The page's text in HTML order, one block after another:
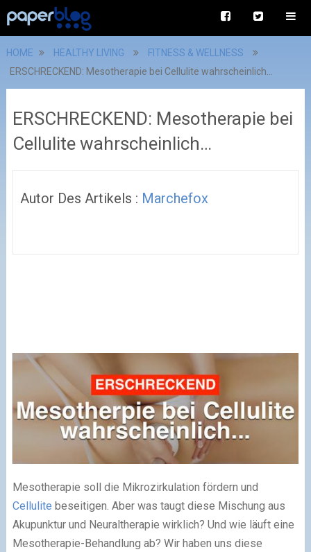
HOME HEALTHY LIVING
FITNESS & WELLNESS
ERSCHRECKEND: Mesotherapie bei Cellulite wahrscheinlich…
ERSCHRECKEND: Mesotherapie bei
Cellulite wahrscheinlich…
Autor Des Artikels : Marchefox
Mesotherapie soll die Mikrozirkulation fördern und
Cellulite beseitigen. Aber was taugt diese Mischung aus
Akupunktur und Neuraltherapie wirklich? Und wie läuft eine
Mesotherapie-Behandlung ab? Wir haben uns diese